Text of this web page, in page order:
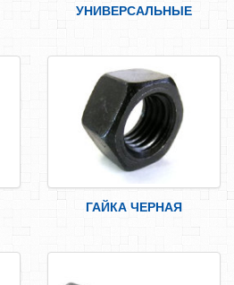
УНИВЕРСАЛЬНЫЕ
ГАЙКА ЧЕРНАЯ